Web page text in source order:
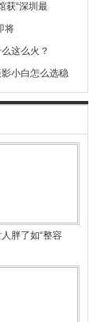
获“深圳最
将
这么火？
小白怎么选稳
胖了如“整容